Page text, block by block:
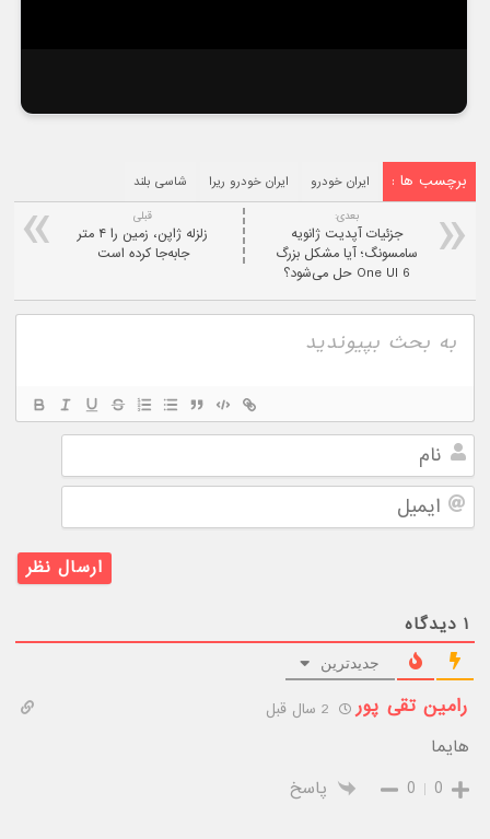
برچسب ها : ایران خودرو ایران خودرو ریرا شاسی بلند
قبلی
زلزله ژاپن، زمین را ۴ متر
جابه‌جا کرده است
بعدی:
جزئیات آپدیت ژانویه
سامسونگ؛ آیا مشکل بزرگ
One UI 6 حل می‌شود؟
ایمیل
۱ دیدگاه
جدیدترین
رامین تقی پور
هایما
0
0 پاسخ